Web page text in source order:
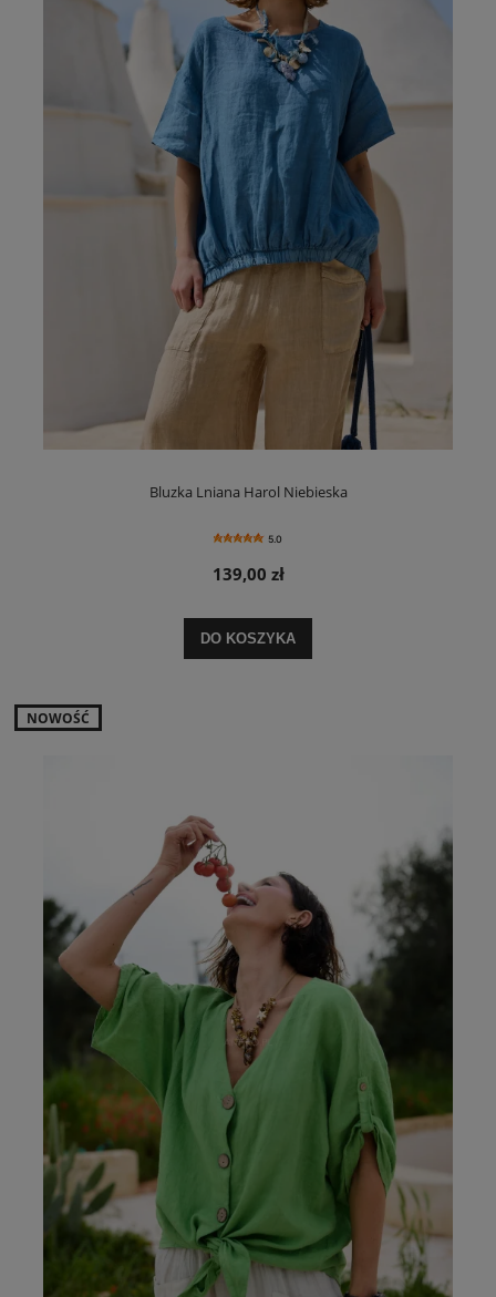
Bluzka Lniana Harol Niebieska
5.0
139,00 zł
DO KOSZYKA
NOWOŚĆ